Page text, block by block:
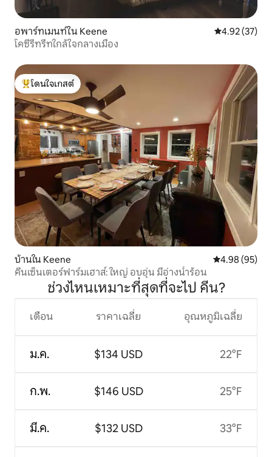
อพาร์ทเมนท์ใน Keene คะแนนเฉลี่ย
4.92 (37)
โคซี่รีทรีทใกล้ใจกลางเมือง
โดนใจเกสต์ที่สุด
โดนใจเกสต์
บ้านใน Keene คะแนนเฉลี่ย
4.98 (95)
คีนเซ็นเตอร์ฟาร์มเฮาส์: ใหญ่ อบอุ่น มีอ่างน้ำร้อน
ช่วงไหนเหมาะที่สุดที่จะไป คีน?
เดือน
ม.ค.
ก.พ.
มี.ค.
ราคาเฉลี่ย
$134 USD
$146 USD
$132 USD
อุณหภูมิเฉลี่ย
22°F
25°F
33°F